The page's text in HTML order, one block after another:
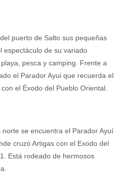
puerto de Salto sus pequeñas
espectáculo de su variado
pesca y camping. Frente a
el Parador Ayui que recuerda el
el Éxodo del Pueblo Oriental.
se encuentra el Parador Ayuí
cruzó Artigas con el Exodo del
Está rodeado de hermosos